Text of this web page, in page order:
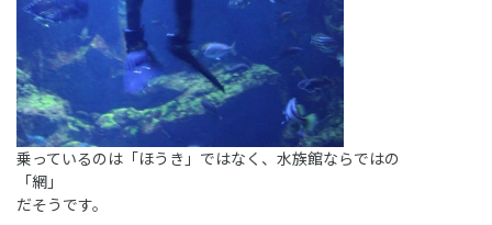
乗っているのは「ほうき」ではなく、水族館ならではの
「網」
だそうです。